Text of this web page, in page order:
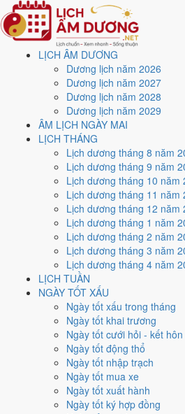
LỊCH ÂM DƯƠNG
Dương lịch năm 2026
Dương lịch năm 2027
Dương lịch năm 2028
Dương lịch năm 2029
ÂM LỊCH NGÀY MAI
LỊCH THÁNG
Lịch dương tháng 8 năm
Lịch dương tháng 9 năm
Lịch dương tháng 10 năm
Lịch dương tháng 11 năm
Lịch dương tháng 12 năm
Lịch dương tháng 1 năm
Lịch dương tháng 2 năm
Lịch dương tháng 3 năm
Lịch dương tháng 4 năm
LỊCH TUẦN
NGÀY TỐT XẤU
Ngày tốt xấu trong tháng
Ngày tốt khai trương
Ngày tốt cưới hỏi - kết hôn
Ngày tốt động thổ
Ngày tốt nhập trạch
Ngày tốt mua xe
Ngày tốt xuất hành
Ngày tốt ký hợp đồng
Trang chủ
Lịch năm 2026
Tháng 7/2026
Ngày 20/7/2026 (Ất Mùi)
Xem ngày20/7/
lịch - Ngày 7/6
Mùi) tốt hay
Ngày 20/7/2026 dương lịch (Thứ Hai)
Ất Mùi- Can khắc Chi, Trực Kiến,
Kim. Tổng hòa, đây làNgày Hung với
việc quan trọng. Giờ Hoàng Đạo trong
Tuất, Hợi.
Ngày Dương
Tháng 7 năm 2026
Tháng 6 âm năm 2026
Tiết Tiểu Thử